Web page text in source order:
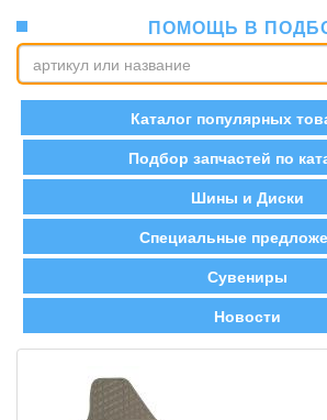
ПОМОЩЬ В
Каталог популярных
Подбор запчастей по
Шины и Диски
Специальные
Сувениры
Новости